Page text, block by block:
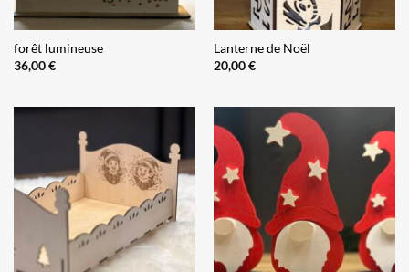
forêt lumineuse
36,00€
Lanterne de Noël
20,00€